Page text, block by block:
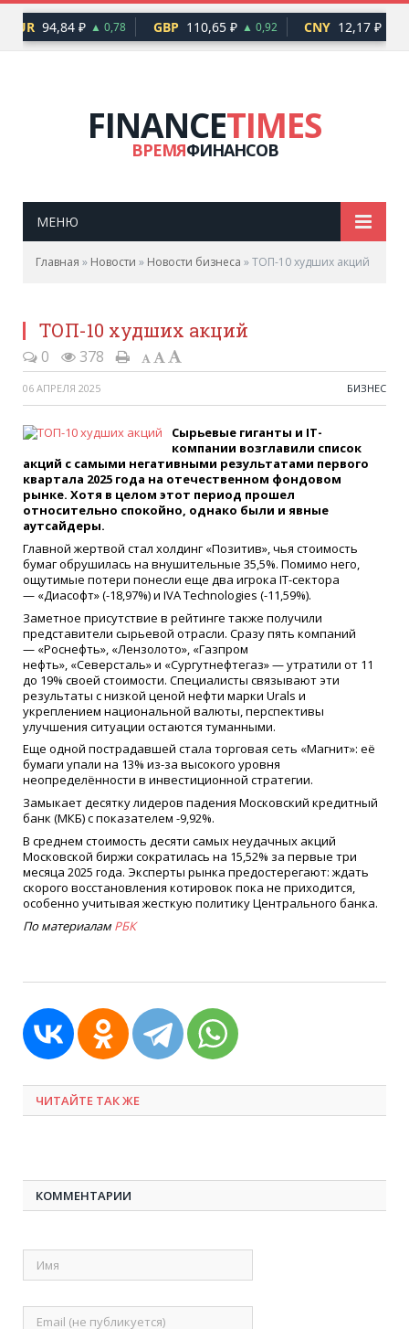
EUR 94,84 ₽ ▲ 0,78 GBP 110,65 ₽ ▲ 0,92 CNY 12,17 ₽
FINANCETIMES
ВРЕМЯФИНАНСОВ
МЕНЮ
Главная » Новости » Новости бизнеса »ТОП-10 худших акций
ТОП-10 худших акций
0 378
06 АПРЕЛЯ 2025 БИЗНЕС
Сырьевые гиганты и IT-
компании возглавили список
акций с самыми негативными результатами первого
квартала 2025 года на отечественном фондовом
рынке. Хотя в целом этот период прошел
относительно спокойно, однако были и явные
аутсайдеры.
Главной жертвой стал холдинг «Позитив», чья стоимость
бумаг обрушилась на внушительные 35,5%. Помимо него,
ощутимые потери понесли еще два игрока IT-сектора
— «Диасофт» (-18,97%) и IVA Technologies (-11,59%).
Заметное присутствие в рейтинге также получили
представители сырьевой отрасли. Сразу пять компаний
— «Роснефть», «Лензолото», «Газпром
нефть», «Северсталь» и «Сургутнефтегаз» — утратили от 11
до 19% своей стоимости. Специалисты связывают эти
результаты с низкой ценой нефти марки Urals и
укреплением национальной валюты, перспективы
улучшения ситуации остаются туманными.
Еще одной пострадавшей стала торговая сеть «Магнит»: её
бумаги упали на 13% из-за высокого уровня
неопределённости в инвестиционной стратегии.
Замыкает десятку лидеров падения Московский кредитный
банк (МКБ) с показателем -9,92%.
В среднем стоимость десяти самых неудачных акций
Московской биржи сократилась на 15,52% за первые три
месяца 2025 года. Эксперты рынка предостерегают: ждать
скорого восстановления котировок пока не приходится,
особенно учитывая жесткую политику Центрального банка.
По материалам РБК
ЧИТАЙТЕ ТАК ЖЕ
КОММЕНТАРИИ